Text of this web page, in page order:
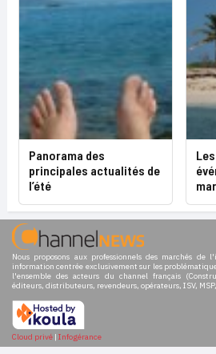
Panorama des
principales actualités de
l’été
Nous proposons aux professionnels des marchés
information centrée exclusivement sur les
l'ensemble des acteurs du channel français
éditeurs, distributeurs, revendeurs, opérateurs, ISV,
Cloud privé | Infogérance